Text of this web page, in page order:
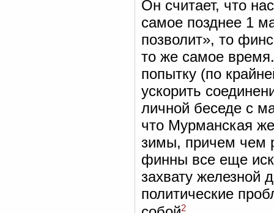
Он считает, что
самое позднее 1
позволит», то
то же самое
попытку (по
ускорить
личной беседе с
что Мурманская
зимы, причем чем
финны все еще
захвату железной
политические
2